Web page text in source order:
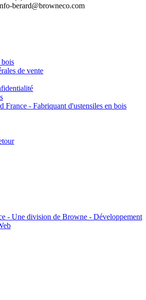
berard@browneco.com
bois
de vente
France - Fabriquant d'ustensiles en bois
- Une division de Browne - Développement